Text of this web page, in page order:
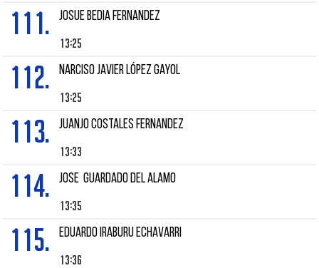
111. JOSUE BEDIA FERNANDEZ
13:25
112. NARCISO JAVIER LÓPEZ GAYOL
13:25
113. Juanjo COSTALES FERNANDEZ
13:33
114. JOSE GUARDADO DEL ALAMO
13:35
115. EDUARDO IRABURU ECHAVARRI
13:36